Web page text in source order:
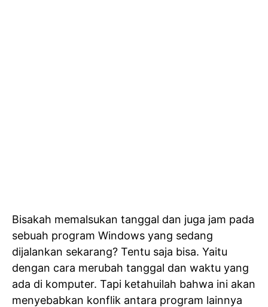
Bisakah memalsukan tanggal dan juga jam pada
sebuah program Windows yang sedang
dijalankan sekarang? Tentu saja bisa. Yaitu
dengan cara merubah tanggal dan waktu yang
ada di komputer. Tapi ketahuilah bahwa ini akan
menyebabkan konflik antara program lainnya